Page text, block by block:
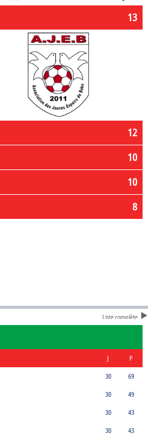
13
12
10
10
8
Liste complète
J
P
30
69
30
49
30
43
30
43